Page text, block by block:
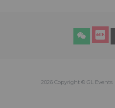
2026 Copyright © GL Events